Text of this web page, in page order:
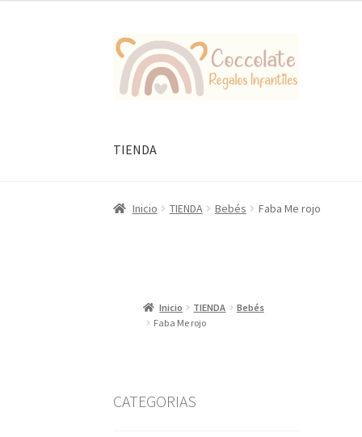
Ir
la
Ir
al
contenido
TIENDA
Inicio TIENDA Bebés Faba Me rojo
Inicio TIENDA
Bebés
Faba Me rojo
CATEGORIAS